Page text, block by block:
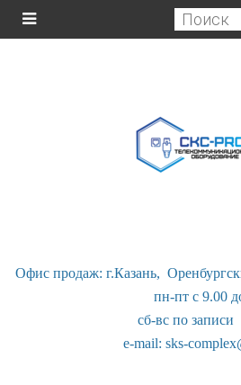
Офис продаж: г.Казань,
пн-пт с 9.00 до
сб-вс по
e-mail: sks-